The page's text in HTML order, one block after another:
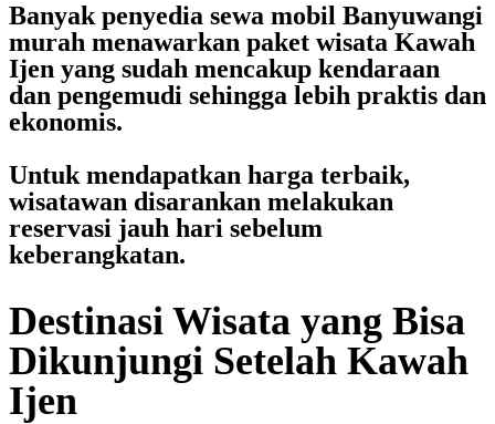
Banyak penyedia sewa mobil Banyuwangi
murah menawarkan paket wisata Kawah
Ijen yang sudah mencakup kendaraan
dan pengemudi sehingga lebih praktis dan
ekonomis.
Untuk mendapatkan harga terbaik,
wisatawan disarankan melakukan
reservasi jauh hari sebelum
keberangkatan.
Destinasi Wisata yang Bisa
Dikunjungi Setelah Kawah
Ijen